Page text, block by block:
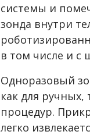
системы и
зонда внутри
в том числе и с
Одноразовый
как для
процедур.
легко